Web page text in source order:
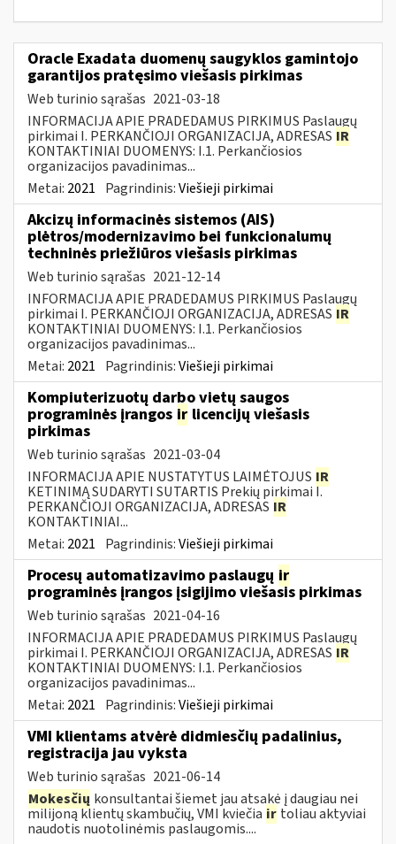
Oracle Exadata duomenų saugyklos gamintojo
garantijos pratęsimo viešasis pirkimas
Web turinio sąrašas 2021-03-18
INFORMACIJA APIE PRADEDAMUS PIRKIMUS Paslaugų
pirkimai I. PERKANČIOJI ORGANIZACIJA, ADRESAS IR
KONTAKTINIAI DUOMENYS: I.1. Perkančiosios
organizacijos pavadinimas...
Metai: 2021 Pagrindinis:Viešieji pirkimai
Akcizų informacinės sistemos (AIS)
plėtros/modernizavimo bei funkcionalumų
techninės priežiūros viešasis pirkimas
Web turinio sąrašas 2021-12-14
INFORMACIJA APIE PRADEDAMUS PIRKIMUS Paslaugų
pirkimai I. PERKANČIOJI ORGANIZACIJA, ADRESAS IR
KONTAKTINIAI DUOMENYS: I.1. Perkančiosios
organizacijos pavadinimas...
Metai: 2021 Pagrindinis:Viešieji pirkimai
Kompiuterizuotų darbo vietų saugos
programinės įrangos ir licencijų viešasis
pirkimas
Web turinio sąrašas 2021-03-04
INFORMACIJA APIE NUSTATYTUS LAIMĖTOJUS IR
KETINIMĄ SUDARYTI SUTARTIS Prekių pirkimai I.
PERKANČIOJI ORGANIZACIJA, ADRESAS IR
KONTAKTINIAI...
Metai: 2021 Pagrindinis:Viešieji pirkimai
Procesų automatizavimo paslaugų ir
programinės įrangos įsigijimo viešasis pirkimas
Web turinio sąrašas 2021-04-16
INFORMACIJA APIE PRADEDAMUS PIRKIMUS Paslaugų
pirkimai I. PERKANČIOJI ORGANIZACIJA, ADRESAS IR
KONTAKTINIAI DUOMENYS: I.1. Perkančiosios
organizacijos pavadinimas...
Metai: 2021 Pagrindinis:Viešieji pirkimai
VMI klientams atvėrė didmiesčių padalinius,
registracija jau vyksta
Web turinio sąrašas 2021-06-14
Mokesčių konsultantai šiemet jau atsakė į daugiau nei
milijoną klientų skambučių, VMI kviečia ir toliau aktyviai
naudotis nuotolinėmis paslaugomis....